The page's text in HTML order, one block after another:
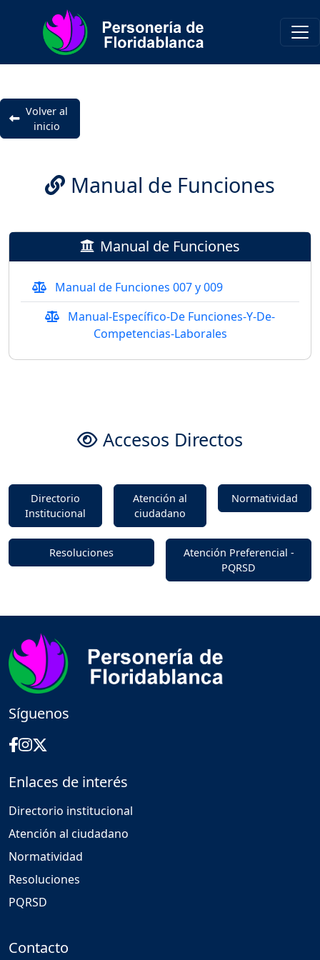
Volver al
inicio
Manual de Funciones
Manual de Funciones
Manual de Funciones 007 y 009
Manual-Específico-De Funciones-Y-De-
Competencias-Laborales
Accesos Directos
Directorio
Institucional
Atención al
ciudadano
Normatividad
Resoluciones
Atención Preferencial -
PQRSD
Síguenos
Enlaces de interés
Directorio institucional
Atención al ciudadano
Normatividad
Resoluciones
PQRSD
Contacto